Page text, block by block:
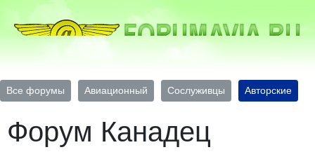
Все форумы Авиационный Сослуживцы Авторские
Форум Канадец